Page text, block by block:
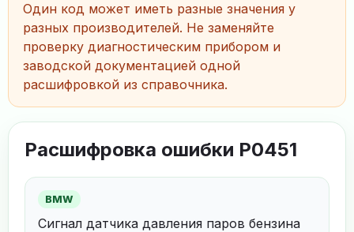
Один код может иметь разные значения у
разных производителей. Не заменяйте
проверку диагностическим прибором и
заводской документацией одной
расшифровкой из справочника.
Расшифровка ошибки P0451
BMW
Сигнал датчика давления паров бензина